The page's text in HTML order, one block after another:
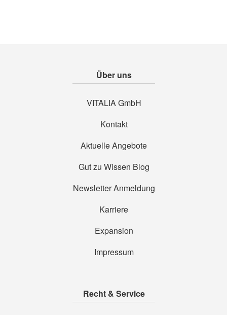
Über uns
VITALIA GmbH
Kontakt
Aktuelle Angebote
Gut zu Wissen Blog
Newsletter Anmeldung
Karriere
Expansion
Impressum
Recht & Service